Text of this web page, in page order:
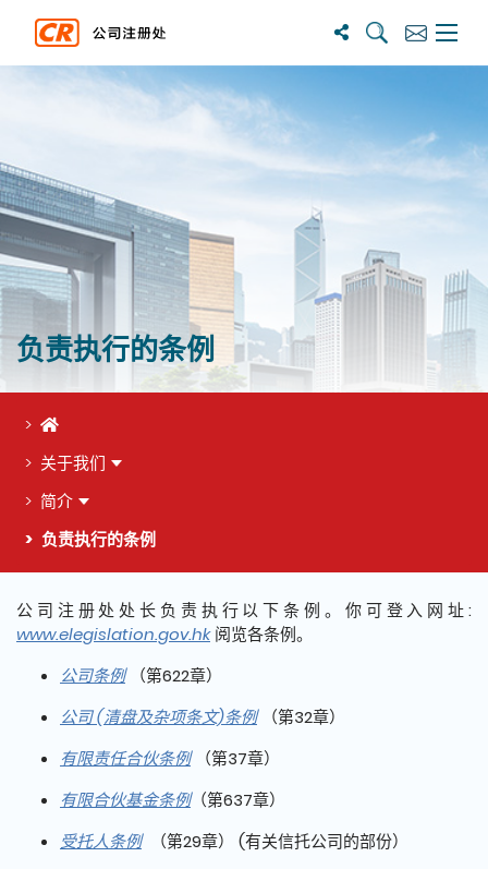
搜尋 訂閱主選
负责执行的条例
首页
关于我们
简介
负责执行的条例
这个页面的主要内容
公司注册处处长负责执行以下条例。你可登入网址:
www.elegislation.gov.hk阅览各条例。
公司条例
（第622章）
公司 (清盘及杂项条文)条例（第32章）
有限责任合伙条例（第37章）
有限合伙基金条例（第637章）
受托人条例（第29章） (有关信托公司的部份）